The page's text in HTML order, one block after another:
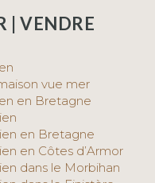
| VENDRE
vue mer
en Bretagne
en Bretagne
en Côtes d’Armor
dans le Morbihan